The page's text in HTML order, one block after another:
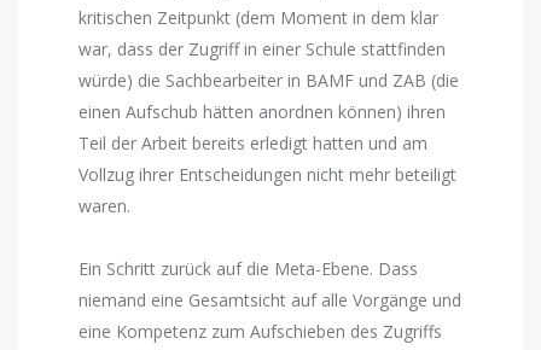
kritischen Zeitpunkt (dem Moment in dem klar
war, dass der Zugriff in einer Schule stattfinden
würde) die Sachbearbeiter in BAMF und ZAB (die
einen Aufschub hätten anordnen können) ihren
Teil der Arbeit bereits erledigt hatten und am
Vollzug ihrer Entscheidungen nicht mehr beteiligt
waren.
Ein Schritt zurück auf die Meta-Ebene. Dass
niemand eine Gesamtsicht auf alle Vorgänge und
eine Kompetenz zum Aufschieben des Zugriffs